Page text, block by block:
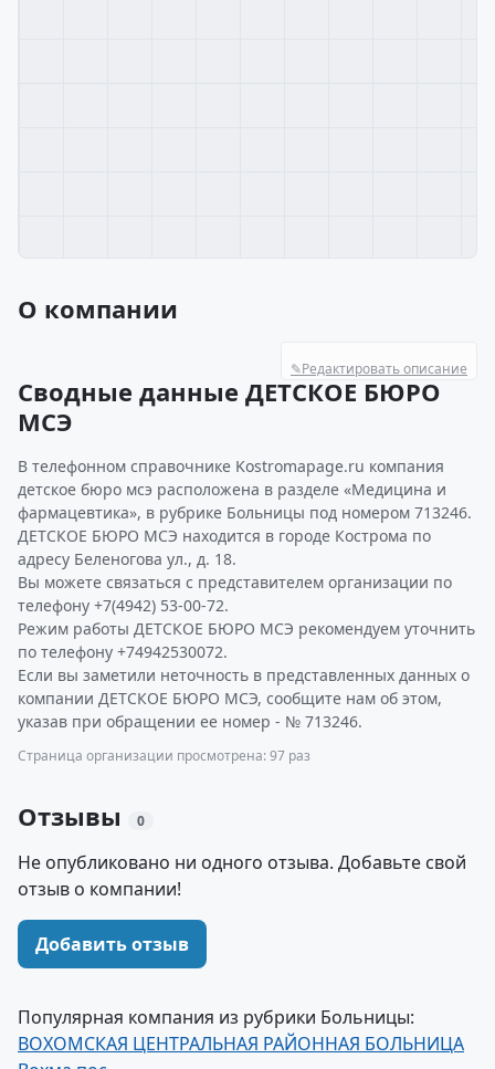
О компании
✎Редактировать описание
Сводные данные ДЕТСКОЕ БЮРО
МСЭ
В телефонном справочнике Kostromapage.ru компания
детское бюро мсэ расположена в разделе «Медицина и
фармацевтика», в рубрике Больницы под номером 713246.
ДЕТСКОЕ БЮРО МСЭ находится в городе Кострома по
адресу Беленогова ул., д. 18.
Вы можете связаться с представителем организации по
телефону +7(4942) 53-00-72.
Режим работы ДЕТСКОЕ БЮРО МСЭ рекомендуем уточнить
по телефону +74942530072.
Если вы заметили неточность в представленных данных о
компании ДЕТСКОЕ БЮРО МСЭ, сообщите нам об этом,
указав при обращении ее номер - № 713246.
Страница организации просмотрена: 97 раз
Отзывы 0
Не опубликовано ни одного отзыва. Добавьте свой
отзыв о компании!
Добавить отзыв
Популярная компания из рубрики Больницы:
ВОХОМСКАЯ ЦЕНТРАЛЬНАЯ РАЙОННАЯ БОЛЬНИЦА